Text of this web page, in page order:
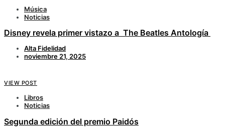
Música
Noticias
Disney revela primer vistazo a The Beatles Antología
Alta Fidelidad
noviembre 21, 2025
VIEW POST
Libros
Noticias
Segunda edición del premio Paidós